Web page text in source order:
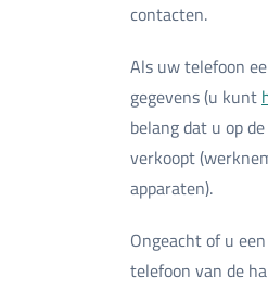
contacten.
Als uw telefoon
gegevens (u kunt
belang dat u op
verkoopt
apparaten).
Ongeacht of u
telefoon van de